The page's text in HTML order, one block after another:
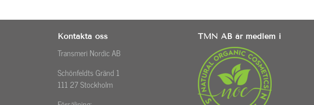
Kontakta oss
Transmeri Nordic AB
Schönfeldts Gränd 1
111 27 Stockholm
TMN AB är medlem i